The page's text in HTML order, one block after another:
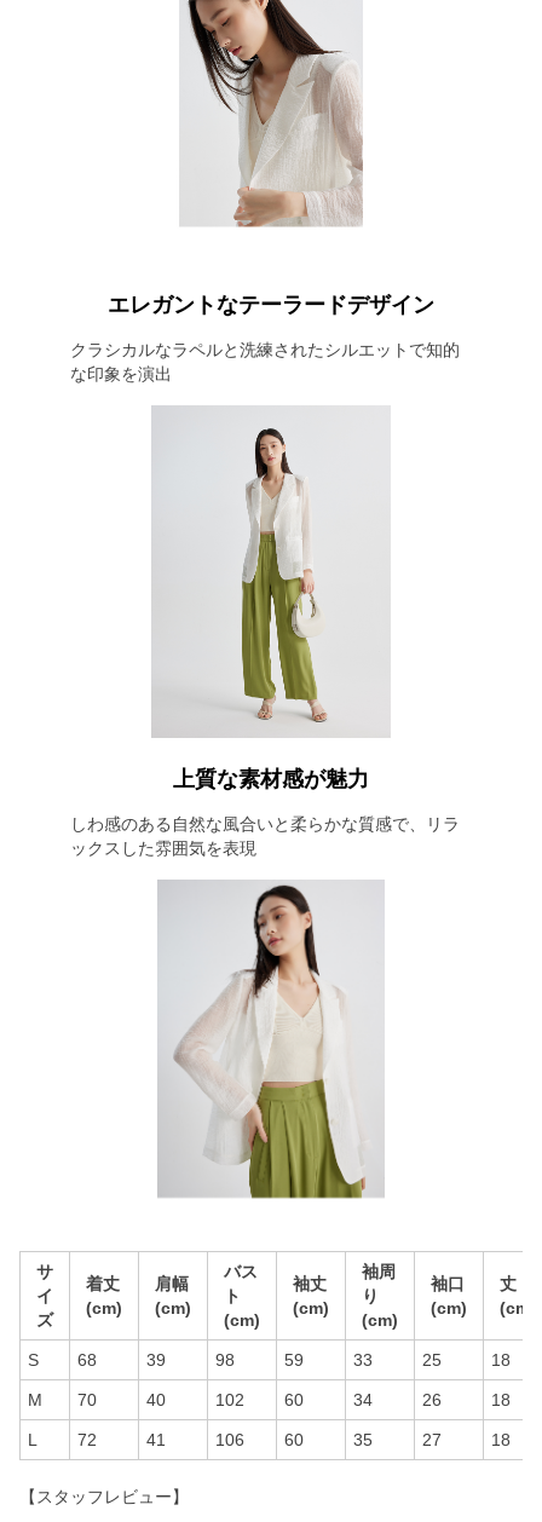
エレガントなテーラードデザイン
クラシカルなラペルと洗練されたシルエットで知的
な印象を演出
上質な素材感が魅力
しわ感のある自然な風合いと柔らかな質感で、リラ
ックスした雰囲気を表現
サ
イ
ズ
着丈
(cm)
肩幅
(cm)
バス
ト
(cm)
袖丈
(cm)
袖周
り
(cm)
袖口
(cm)
丈
(cm)
S 68 39 98 59 33 25 18
M 70 40 102 60 34 26 18
L 72 41 106 60 35 27 18
【スタッフレビュー】